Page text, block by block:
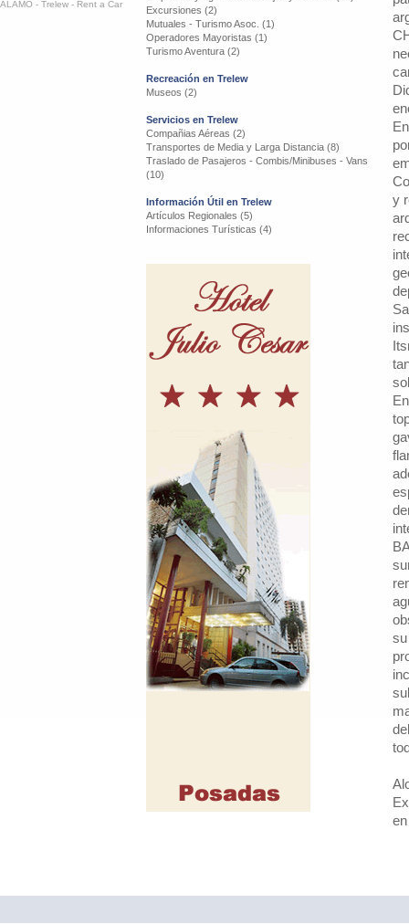
ALAMO - Trelew - Rent a Car
Excursiones (2)
Mutuales - Turismo Asoc. (1)
Operadores Mayoristas (1)
Turismo Aventura (2)
Recreación en Trelew
Museos (2)
Servicios en Trelew
Compañias Aéreas (2)
Transportes de Media y Larga Distancia (8)
Traslado de Pasajeros - Combis/Minibuses - Vans
(10)
Información Útil en Trelew
Artículos Regionales (5)
Informaciones Turísticas (4)
y